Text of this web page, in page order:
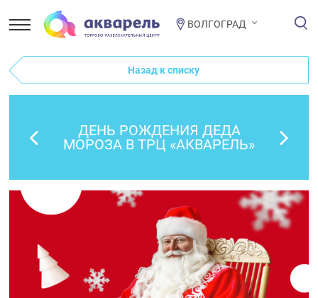
ВОЛГОГРАД
Назад к списку
ДЕНЬ РОЖДЕНИЯ ДЕДА
МОРОЗА В ТРЦ «АКВАРЕЛЬ»